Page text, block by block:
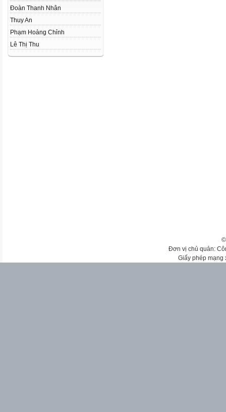
Đoàn Thanh Nhân
Thuy An
Phạm Hoàng Chỉnh
Lê Thị Thu
Đơn vị chủ quản:
Giấy phép mạng